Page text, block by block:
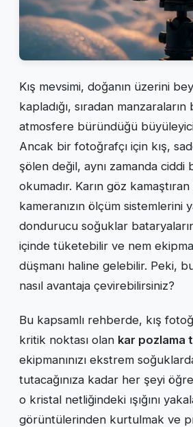
Kış mevsimi, doğanın üzerini
kapladığı, sıradan manzaraların
atmosfere büründüğü
Ancak bir fotoğrafçı için kış,
şölen değil, aynı zamanda
okumadır. Karın göz kamaştıran
kameranızın ölçüm sistemlerini
dondurucu soğuklar
içinde tüketebilir ve nem
düşmanı haline gelebilir. Peki,
nasıl avantaja çevirebilirsiniz?
Bu kapsamlı rehberde, kış
kritik noktası olan kar pozlama
ekipmanınızı ekstrem
tutacağınıza kadar her şeyi
o kristal netliğindeki ışığını
görüntülerinden kurtulmak ve